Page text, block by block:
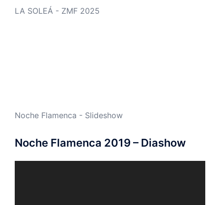
LA SOLEÁ - ZMF 2025
Noche Flamenca - Slideshow
Noche Flamenca 2019 – Diashow